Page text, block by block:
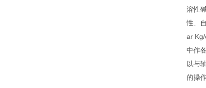
溶性
性、
ar
中作
以与
的操